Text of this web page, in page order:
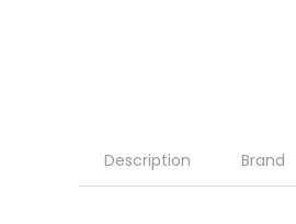
Description Brand